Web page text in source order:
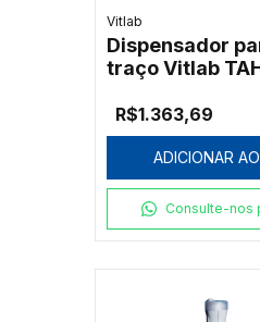
Vitlab
Dispensador
traço Vitlab
R$1.363,69
ADICIONAR
Consulte-nos